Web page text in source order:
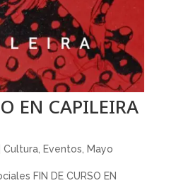
EN CAPILEIRA
Cultura, Eventos, Mayo
FIN DE CURSO EN